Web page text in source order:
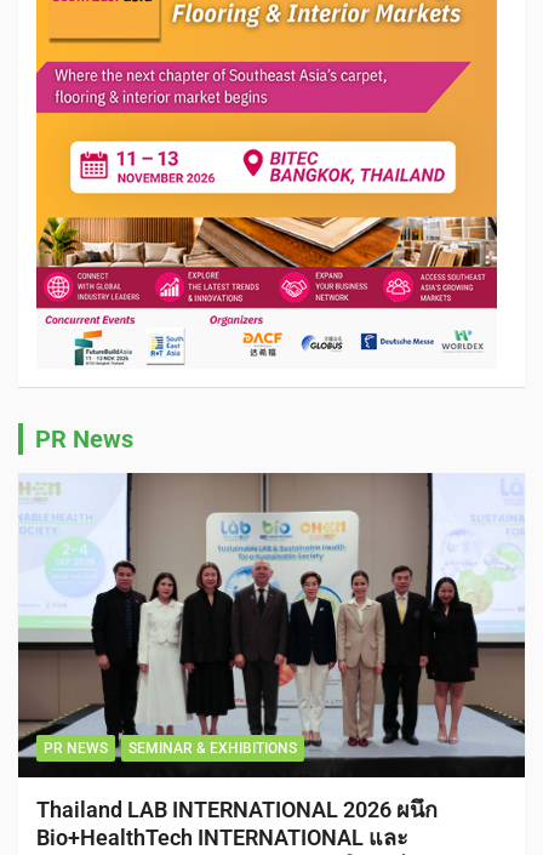
PR News
PR NEWS SEMINAR & EXHIBITIONS
Thailand LAB INTERNATIONAL 2026 ผนึก
Bio+HealthTech INTERNATIONAL และ